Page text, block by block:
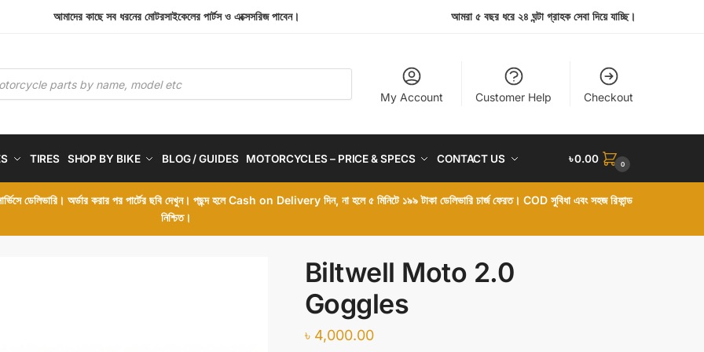
আমাদের কাছে সব ধরনের মোটরসাইকেলের পার্টস ও এক্সেসরিজ পাবেন। আমরা ৫ বছর ধরে ২৪ ঘন্টা গ্রাহক সেবা দিয়ে যাচ্ছি।
My Account Customer Help Checkout
TIRES SHOP BY BIKE BLOG / GUIDES MOTORCYCLES – PRICE & SPECS CONTACT US ৳0.00 0
ডেলিভারি। অর্ডার করার পর পার্টের ছবি দেখুন। পছন্দ হলে Cash on Delivery দিন, না হলে ৫ মিনিটে ১৯৯ টাকা ডেলিভারি চার্জ ফেরত। COD সুবিধা এবং সহজ রিফান্ড
নিশ্চিত।
Biltwell Moto 2.0
Goggles
৳ 4,000.00